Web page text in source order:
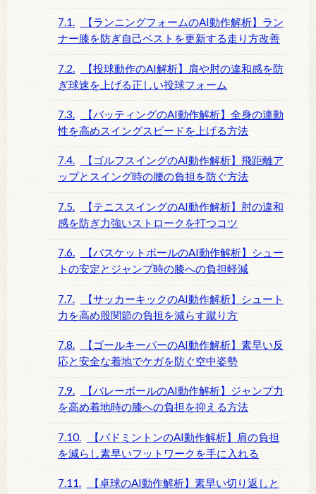
7.1.
【ランニングフォームのAI動作解析】ラン
ナー膝を防ぎ自己ベストを更新する走り方改善
7.2.
【投球動作のAI解析】肩や肘の違和感を防
ぎ球速を上げる正しい投球フォーム
7.3.
【バッティングのAI動作解析】全身の連動
性を高めスイングスピードを上げる方法
7.4.
【ゴルフスイングのAI動作解析】飛距離ア
ップとスイング時の腰の負担を防ぐ方法
7.5.
【テニススイングのAI動作解析】肘の違和
感を防ぎ力強いストロークを打つコツ
7.6.
【バスケットボールのAI動作解析】シュー
トの安定とジャンプ時の膝への負担軽減
7.7.
【サッカーキックのAI動作解析】シュート
力を高め股関節の負担を減らす蹴り方
7.8.
【ゴールキーパーのAI動作解析】素早い反
応と安全な着地でケガを防ぐ空中姿勢
7.9.
【バレーボールのAI動作解析】ジャンプ力
を高め着地時の膝への負担を抑える方法
7.10.
【バドミントンのAI動作解析】肩の負担
を減らし素早いフットワークを手に入れる
7.11.
【卓球のAI動作解析】素早い切り返しと